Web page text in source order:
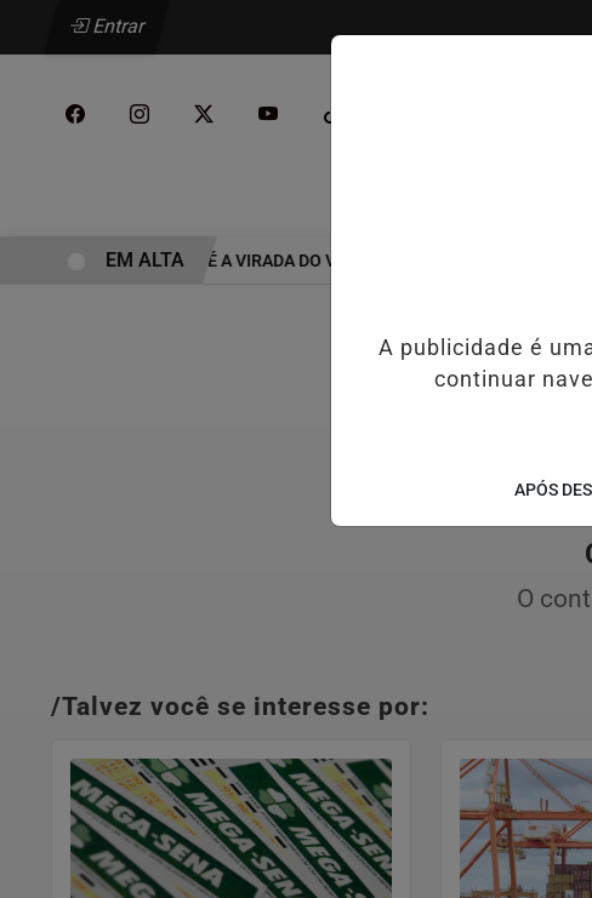
Entrar
SEGUNDO SEMESTRE É A VIRADA DO VAREJO ÓPTICO EM 2026
EM ALTA
O
/Talvez você se interesse por:
A publicidade é
continuar
APÓS